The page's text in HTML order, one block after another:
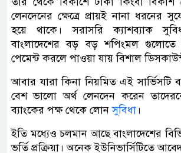
লেনদেনের ক্ষেত্রে প্রায়ই নানা ধরনের
হয়ে থাকে। সরাসরি ক্যাশব্যাক
বাংলাদেশের বড় বড় শপিংমল গুলোতে
পেমেন্ট করলে পাওয়া যায় বিশাল
আবার যারা কিনা নিয়মিত এই সার্ভিসটি
বেশ ভালো অর্থ লেনদেন করেন
ব্যাংকের পক্ষ থেকে লোনসুবিধা।
ইতি মধ্যেও চলমান আছে বাংলাদেশের
ভর্তি প্রক্রিয়া। অনেক ইউনিভার্সিটিতে